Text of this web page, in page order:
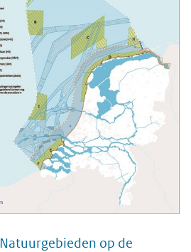
Natuurgebieden op de